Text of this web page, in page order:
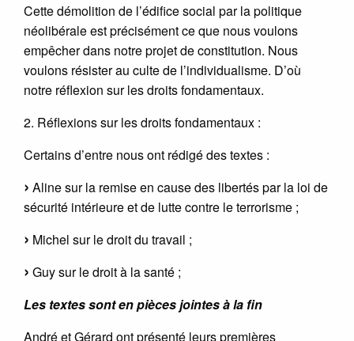
Cette démolition de l’édifice social par la politique
néolibérale est précisément ce que nous voulons
empêcher dans notre projet de constitution. Nous
voulons résister au culte de l’individualisme. D’où
notre réflexion sur les droits fondamentaux.
2. Réflexions sur les droits fondamentaux :
Certains d’entre nous ont rédigé des textes :
Aline sur la remise en cause des libertés par la loi de
sécurité intérieure et de lutte contre le terrorisme ;
Michel sur le droit du travail ;
Guy sur le droit à la santé ;
Les textes sont en pièces jointes à la fin
André et Gérard ont présenté leurs premières